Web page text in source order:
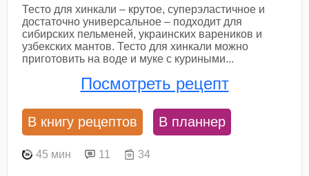
Тесто для хинкали – крутое, суперэластичное и
достаточно универсальное – подходит для
сибирских пельменей, украинских вареников и
узбекских мантов. Тесто для хинкали можно
приготовить на воде и муке с куриными...
Посмотреть рецепт
В книгу рецептов В планнер
45 мин 11 34